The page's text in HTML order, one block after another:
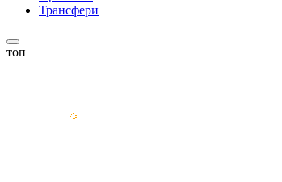
Трансфери
топ